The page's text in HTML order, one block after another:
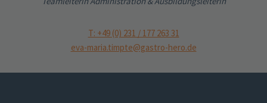
T: +49 (0) 231 / 177 263 31
eva-maria.timpte@gastro-hero.de